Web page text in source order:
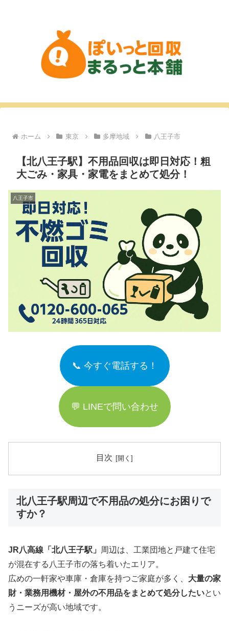
ホーム 東京 多摩地域 八王子市
【北八王子駅】不用品回収は即日対応！粗
大ごみ・家具・家電をまとめて処分！
八王子市
📞 今すぐ電話する！
💬 LINEで問い合わせ
目次
北八王子駅周辺で不用品の処分にお困りで
すか？
JR八高線「北八王子駅」
周辺は、工業団地と戸建て住宅
が混在する八王子市の落ち着いたエリア。
広めの一軒家や車庫・倉庫を持つご家庭が多く、 大量の家
財・業務用機材・屋外の不用品をまとめて処分したいとい
うニーズが高い地域です。